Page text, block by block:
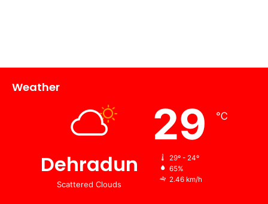
Weather
Dehradun
Scattered Clouds
29 ℃
29º - 24º
65%
2.46 km/h